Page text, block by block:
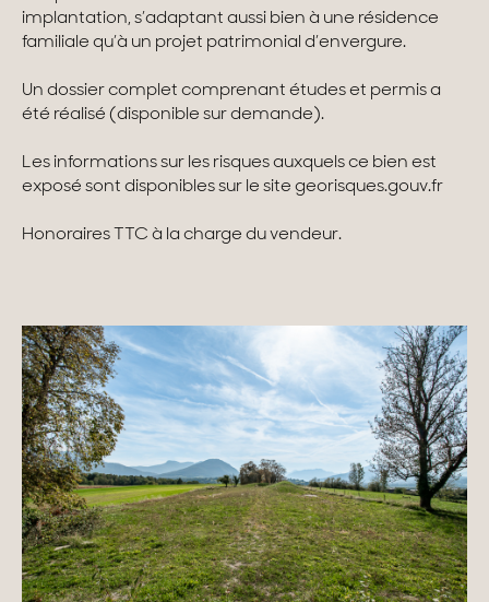
implantation, s’adaptant aussi bien à une résidence
familiale qu’à un projet patrimonial d’envergure.
Un dossier complet comprenant études et permis a
été réalisé (disponible sur demande).
Les informations sur les risques auxquels ce bien est
exposé sont disponibles sur le site georisques.gouv.fr
Honoraires TTC à la charge du vendeur.